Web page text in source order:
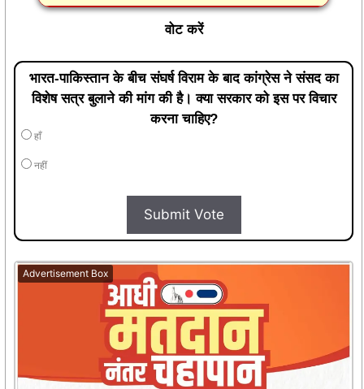
वोट करें
भारत-पाकिस्तान के बीच संघर्ष विराम के बाद कांग्रेस ने संसद का
विशेष सत्र बुलाने की मांग की है। क्या सरकार को इस पर विचार
करना चाहिए?
हाँ
नहीं
Submit Vote
Advertisement Box